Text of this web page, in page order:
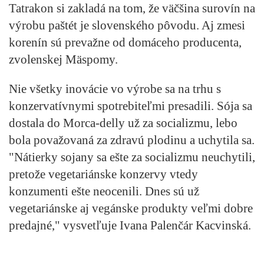
Tatrakon si zakladá na tom, že väčšina surovín na
výrobu paštét je slovenského pôvodu. Aj zmesi
korenín sú prevažne od domáceho producenta,
zvolenskej Mäspomy.
Nie všetky inovácie vo výrobe sa na trhu s
konzervatívnymi spotrebiteľmi presadili. Sója sa
dostala do Morca-delly už za socializmu, lebo
bola považovaná za zdravú plodinu a uchytila sa.
"Nátierky sojany sa ešte za socializmu neuchytili,
pretože vegetariánske konzervy vtedy
konzumenti ešte neocenili. Dnes sú už
vegetariánske aj vegánske produkty veľmi dobre
predajné," vysvetľuje Ivana Palenčár Kacvinská.